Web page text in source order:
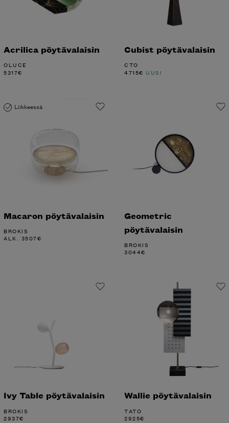
Acrilica pöytävalaisin
OLUCE
5317€
Cubist pöytävalaisin
CTO
4715€ UUSI
Liikkeessä
Macaron pöytävalaisin
BROKIS
ALK. 3507€
Geometric
pöytävalaisin
BROKIS
3044€
Ivy Table pöytävalaisin
BROKIS
2937€
Wallie pöytävalaisin
TATO
2925€